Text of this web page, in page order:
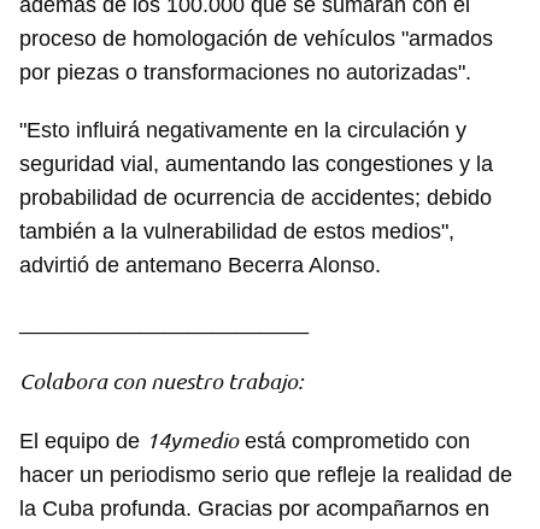
Guardar como favorito
Para poder guardar como favorito, primero has de
INICIAR SESIÓN CANCELAR
además de los 100.000 que se sumarán con el
proceso de homologación de vehículos "armados
por piezas o transformaciones no autorizadas".
"Esto influirá negativamente en la circulación y
seguridad vial, aumentando las congestiones y la
probabilidad de ocurrencia de accidentes; debido
también a la vulnerabilidad de estos medios",
advirtió de antemano Becerra Alonso.
Colabora con nuestro trabajo:
El equipo de 14ymedioestá comprometido con
hacer un periodismo serio que refleje la realidad de
la Cuba profunda. Gracias por acompañarnos en